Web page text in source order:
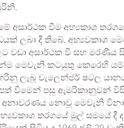
අසාර්ථක වීම අභ්‍යකාශ
ලබා දී තිබේ. අභ්‍යවකාශ
වඩා අසාර්ථක වී සහ
මෙවැනි කටයුතු කෙරෙහි යම්
ලැබූ චැලෙන්ජර් ෂටල
වීමෙන් පසු ඇමරිකානුවන්
අනාවරණය නොවූ මෙවැනි
තරගයේ මුල් සමයේ